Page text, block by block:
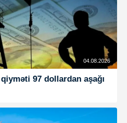
04.08.2026
97 dollardan aşağı